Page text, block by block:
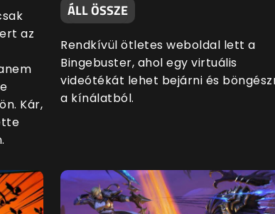
az
Kár,
ÁLL ÖSSZE
Rendkívül ötletes weboldal lett a
Bingebuster, ahol egy virtuális
videótékát lehet bejárni és
a kínálatból.